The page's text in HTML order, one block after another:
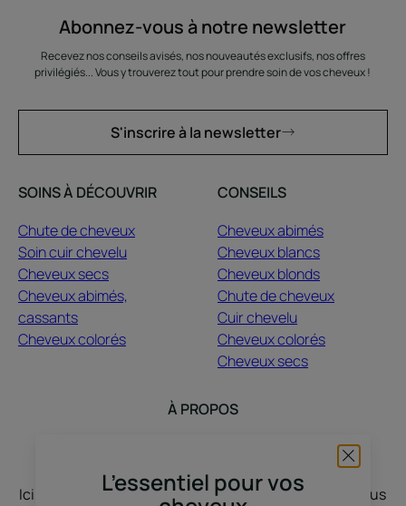
L’essentiel pour vos
Abonnez-vous à notre newsletter
Recevez nos conseils avisés, nos nouveautés exclusifs, nos offres
privilégiés... Vous y trouverez tout pour prendre soin de vos cheveux !
S'inscrire à la newsletter
SOINS À DÉCOUVRIR
Chute de cheveux
Soin cuir chevelu
Cheveux secs
Cheveux abimés,
cassants
Cheveux colorés
CONSEILS
Cheveux abimés
Cheveux blancs
Cheveux blonds
Chute de cheveux
Cuir chevelu
Cheveux colorés
Cheveux secs
À PROPOS
Ici, nous vous écoutons, vous nous racontez, nous vous